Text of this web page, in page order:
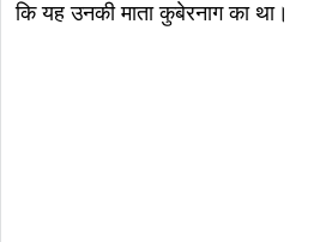
कि यह उनकी माता कुबेरनाग का था।